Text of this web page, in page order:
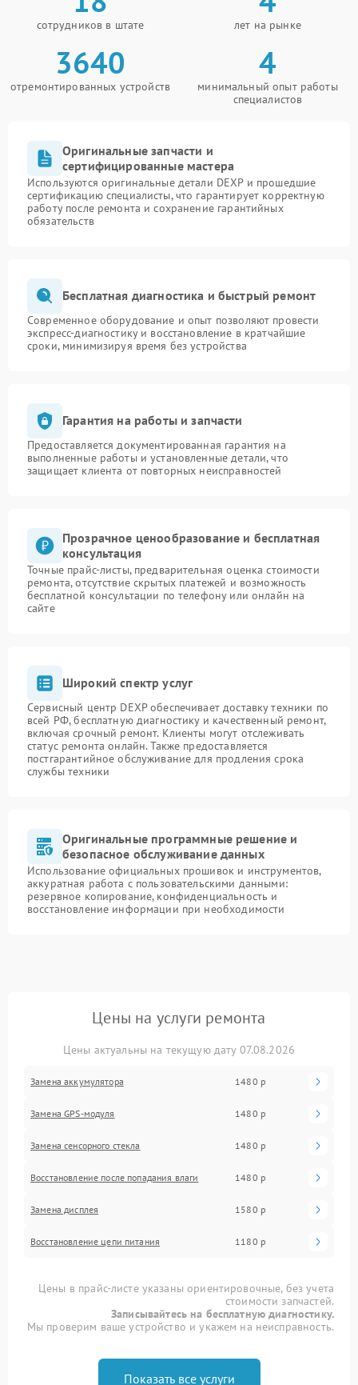
сотрудников в штате лет на рынке
3640
отремонтированных устройств
4
минимальный опыт работы
специалистов
Оригинальные запчасти и
сертифицированные мастера
Используются оригинальные детали DEXP и прошедшие
сертификацию специалисты, что гарантирует корректную
работу после ремонта и сохранение гарантийных
обязательств
Бесплатная диагностика и быстрый ремонт
Современное оборудование и опыт позволяют провести
экспресс-диагностику и восстановление в кратчайшие
сроки, минимизируя время без устройства
Гарантия на работы и запчасти
Предоставляется документированная гарантия на
выполненные работы и установленные детали, что
защищает клиента от повторных неисправностей
Прозрачное ценообразование и бесплатная
консультация
Точные прайс-листы, предварительная оценка стоимости
ремонта, отсутствие скрытых платежей и возможность
бесплатной консультации по телефону или онлайн на
сайте
Широкий спектр услуг
Сервисный центр DEXP обеспечивает доставку техники по
всей РФ, бесплатную диагностику и качественный ремонт,
включая срочный ремонт. Клиенты могут отслеживать
статус ремонта онлайн. Также предоставляется
постгарантийное обслуживание для продления срока
службы техники
Оригинальные программные решение и
безопасное обслуживание данных
Использование официальных прошивок и инструментов,
аккуратная работа с пользовательскими данными:
резервное копирование, конфиденциальность и
восстановление информации при необходимости
Цены на услуги ремонта
Цены актуальны на текущую дату 07.08.2026
Замена аккумулятора 1480 р
Замена GPS-модуля 1480 р
Замена сенсорного стекла 1480 р
Восстановление после попадания влаги 1480 р
Замена дисплея 1580 р
Восстановление цепи питания 1180 р
Цены в прайс-листе указаны ориентировочные, без учета
стоимости запчастей.
Записывайтесь на бесплатную диагностику.
Мы проверим ваше устройство и укажем на неисправность.
Показать все услуги